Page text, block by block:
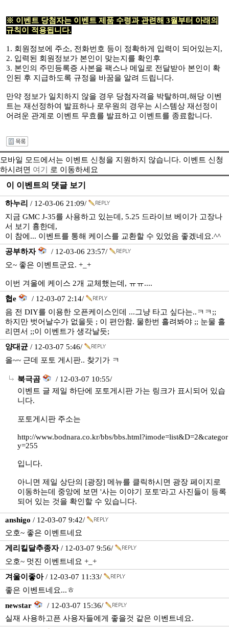
※ 이벤트 당첨자는 이벤트 제품 수령과 관련해 3월부터 아래의
규칙이 적용됩니다.
1. 회원정보에 주소, 전화번호 등이 정확하게 입력이 되어있는지,
2. 입력된 회원정보가 본인이 맞는지를 확인후
3. 본인의 주민등록증 사본을 팩스나 메일로 전달받아 본인이 확
인된 후 지급하도록 규정을 바꿈을 알려 드립니다.
만약 정보가 일치하지 않을 경우 당첨자격을 박탈하며,해당 이벤
트는 재선정하여 발표하나 로우원의 경우는 시스템상 재선정이
어려운 관계로 이벤트 무효를 발표하고 이벤트를 종료합니다.
모바일 모드에서는 이벤트 신청을 지원하지 않습니다. 이벤트 신청
하시려면 여기 로 이동하세요
이 이벤트의 댓글 보기
하누리 / 12-03-06 21:09/
지금 GMC J-35를 사용하고 있는데, 5.25 드라이브 베이가 고장나
서 보기 흉한데,
이 참에... 이벤트를 통해 케이스를 교환할 수 있었음 좋겠네요.^^
공부하자
/ 12-03-06 23:57/
오~ 좋은 이벤트군요. +_+
이번 겨울에 케이스 2개 교체했는데, ㅠㅠ....
협e
/ 12-03-07 2:14/
음 전 DIY를 이용한 오픈케이스인데 ...그냥 타고 싶다는..ㅋㅋ;;
하지만 벗어날수가 없을듯 ; 이 편안함. 물한번 흘려봐야 ;; 눈물 흘
리면서 ;;이 이벤트가 생각날듯;
양대균 / 12-03-07 5:46/
올~~ 근데 포토 게시판.. 찾기가 ㅋ
북극곰
/ 12-03-07 10:55/
이벤트 글 제일 하단에 포토게시판 가는 링크가 표시되어 있습
니다.
포토게시판 주소는
http://www.bodnara.co.kr/bbs/bbs.html?imode=list&D=2&categor
y=255
입니다.
아니면 제일 상단의 [광장] 메뉴를 클릭하시면 광장 페이지로
이동하는데 중앙에 보면 '사는 이야기 포토'라고 사진들이 등록
되어 있는 것을 확인할 수 있습니다.
anshigo / 12-03-07 9:42/
오호~ 좋은 이벤트네요
게리킬달추종자/ 12-03-07 9:56/
오호~ 멋진 이벤트네요 +_+
겨울이좋아/ 12-03-07 11:33/
좋은 이벤트네요...ㅎ
newstar
/ 12-03-07 15:36/
실재 사용하고픈 사용자들에게 좋을것 같은 이벤트네요.